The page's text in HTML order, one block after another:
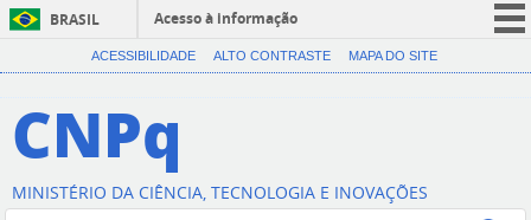
BRASIL
Acesso à informação
CORONAVÍRUS (COVID-19)
Canais
ACESSIBILIDADE ALTO CONTRASTE MAPA DO SITE
CNPq
MINISTÉRIO DA CIÊNCIA, TECNOLOGIA E INOVAÇÕES